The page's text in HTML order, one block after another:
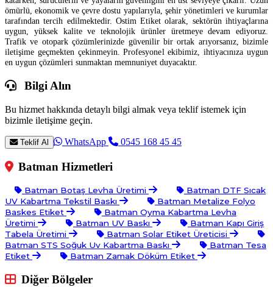
ömürlü, ekonomik ve çevre dostu yapılarıyla, şehir yönetimleri ve kurumlar
tarafından tercih edilmektedir. Ostim Etiket olarak, sektörün ihtiyaçlarına
uygun, yüksek kalite ve teknolojik ürünler üretmeye devam ediyoruz.
Trafik ve otopark çözümlerinizde güvenilir bir ortak arıyorsanız, bizimle
iletişime geçmekten çekinmeyin. Profesyonel ekibimiz, ihtiyacınıza uygun
en uygun çözümleri sunmaktan memnuniyet duyacaktır.
Bilgi Alın
Bu hizmet hakkında detaylı bilgi almak veya teklif istemek için
bizimle iletişime geçin.
Teklif Al WhatsApp 0545 168 45 45
Batman Hizmetleri
Batman Botaş Levha Üretimi
Batman DTF Sıcak
UV Kabartma Tekstil Baskı
Batman Metalize Folyo
Baskes Etiket
Batman Oyma Kabartma Levha
Üretimi
Batman UV Baskı
Batman Kapı Giriş
Tabela Üretimi
Batman Solar Etiket Üreticisi
Batman STS Soğuk Uv Kabartma Baskı
Batman Tesa
Etiket
Batman Zamak Döküm Etiket
Diğer Bölgeler